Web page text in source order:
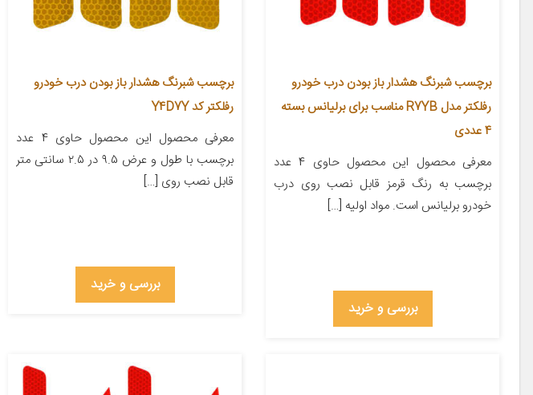
برچسب شبرنگ هشدار باز بودن درب خودرو
رفلکتر مدل R7YB مناسب برای برلیانس بسته
4 عددی
معرفی محصول این محصول حاوی 4 عدد
برچسب به رنگ قرمز قابل نصب روی درب
خودرو برلیانس است. مواد اولیه […]
بررسی و خرید
برچسب شبرنگ هشدار باز بودن درب خودرو
رفلکتر کد Y4D7Y
معرفی محصول این محصول حاوی 4 عدد
برچسب با طول و عرض ۹.۵ در ۲.۵ سانتی متر
قابل نصب روی […]
بررسی و خرید